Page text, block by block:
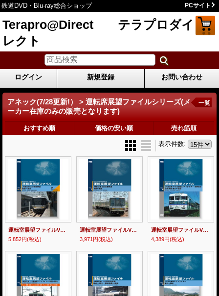
鉄道DVD・Blu-ray総合ショップ PCサイト
Terapro@Direct テラプロダイ
レクト
ログイン 新規登録 お問い合わせ
アネック(7/28更新!） > 運転席展望ファイルシリーズ(メ
ーカー在庫のみの販売となります)
一覧
おすすめ順 価格の安い順 売れ筋順
表示件数:
運転室展望ファイルVOL.1&2 JR西日本 223系新快速 姫路~長浜 (2枚組) 【DVD】
5,852円(税込)
運転室展望ファイルVOL.5 JR西日本 223系新快速 京都~敦賀 【DVD】
3,971円(税込)
運転室展望ファイルVOL.6 JR西日本 115系快速シティライナー(各駅停車区間) 山陽本線 徳山~岩国 【DVD】
4,389円(税込)